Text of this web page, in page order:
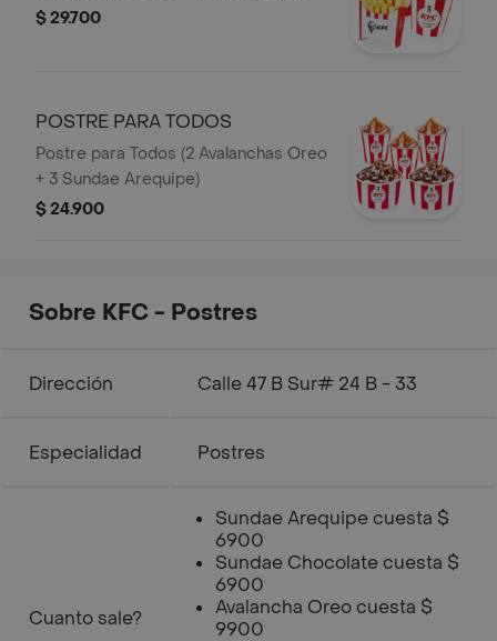
$ 29.700
POSTRE PARA TODOS
Postre para Todos (2 Avalanchas Oreo
+ 3 Sundae Arequipe)
$ 24.900
Sobre KFC - Postres
Dirección Calle 47 B Sur# 24 B - 33
Especialidad Postres
Cuanto sale?
Sundae Arequipe cuesta $
6900
Sundae Chocolate cuesta $
6900
Avalancha Oreo cuesta $
9900